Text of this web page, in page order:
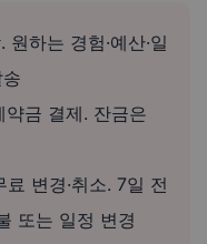
하는 경험·예산·일
금 결제. 잔금은
변경·취소. 7일 전
또는 일정 변경